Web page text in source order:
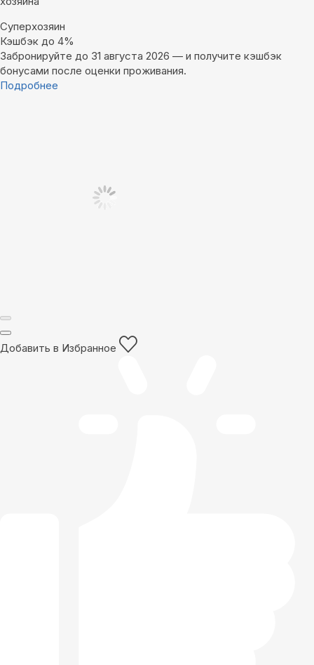
Суперхозяин
Кэшбэк до 4%
Забронируйте до 31 августа 2026 — и получите кэшбэк
бонусами после оценки проживания.
Подробнее
Добавить в Избранное